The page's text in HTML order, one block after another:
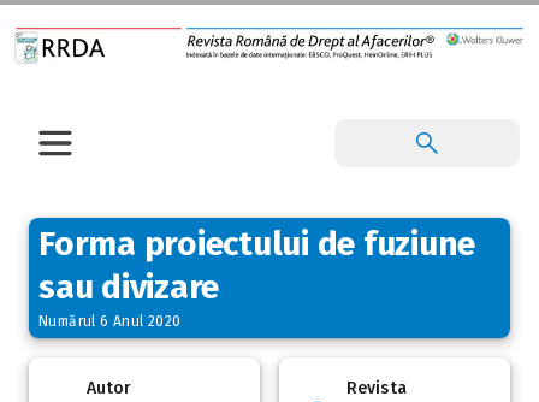
Forma proiectului de fuziune
sau divizare
Numărul 6 Anul 2020
Autor Revista